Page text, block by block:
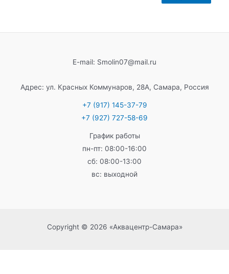
5
E-mail: Smolin07@mail.ru
Адрес: ул. Красных Коммунаров, 28А, Самара, Россия
+7 (917) 145-37-79
+7 (927) 727-58-69
График работы
пн-пт: 08:00-16:00
сб: 08:00-13:00
вс: выходной
Copyright © 2026 «Аквацентр-Самара»